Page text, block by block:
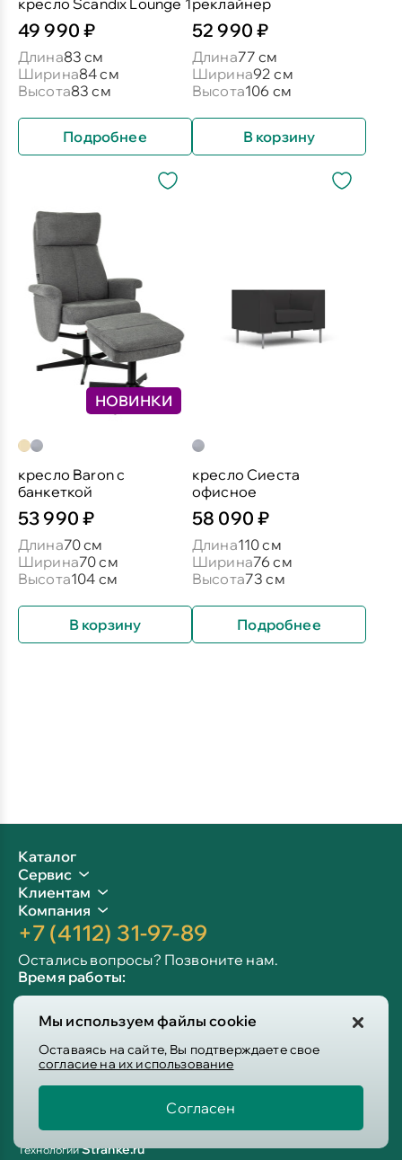
Мы используем файлы cookie
Оставаясь на сайте, Вы подтверждаете свое
согласие на их использование
Согласен
кресло Scandix Lounge 1
49 990 ₽
Длина83 см
Ширина84 см
Высота83 см
Подробнее
реклайнер
52 990 ₽
Длина77 см
Ширина92 см
Высота106 см
В корзину
НОВИНКИ
кресло Baron c
банкеткой
53 990 ₽
Длина70 см
Ширина70 см
Высота104 см
В корзину
кресло Сиеста
офисное
58 090 ₽
Длина110 см
Ширина76 см
Высота73 см
Подробнее
Каталог
Сервис
Клиентам
Компания
+7 (4112) 31-97-89
Остались вопросы? Позвоните нам.
Время работы:
Сб-вс: 10:00 - 19:00
Info@victoria-mebel.ru
Пользовательское соглашение
ТехнологииStranke.ru